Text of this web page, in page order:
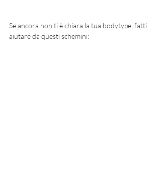
Se ancora non ti è chiara la tua bodytype, fatti
aiutare da questi schemini: